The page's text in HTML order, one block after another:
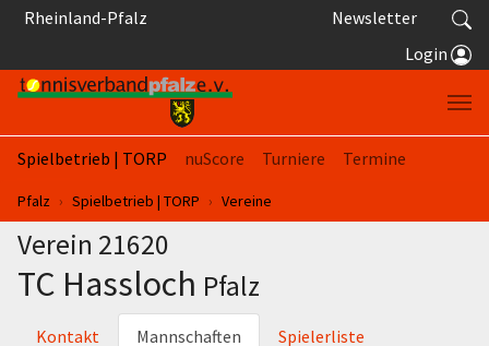
Springe zum Seiteninhalt
Rheinland-Pfalz
Newsletter
Login
Spielbetrieb | TORP nuScore Turniere
Termine
Sie sind hier:
Pfalz Spielbetrieb | TORP Vereine
Verein 21620
TC Hassloch Pfalz
Kontakt Mannschaften Spielerliste